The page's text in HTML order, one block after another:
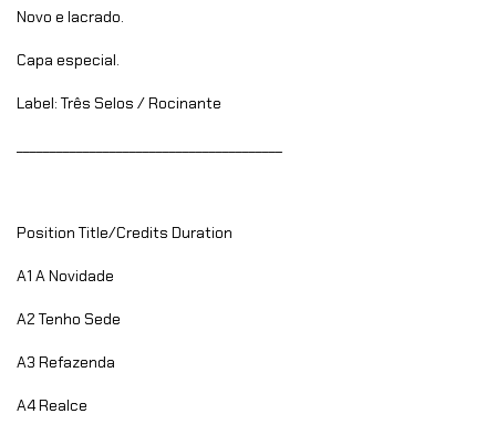
Novo e lacrado.
Capa especial.
Label: Três Selos / Rocinante
Position Title/Credits Duration
A1 A Novidade
A2 Tenho Sede
A3 Refazenda
A4Realce